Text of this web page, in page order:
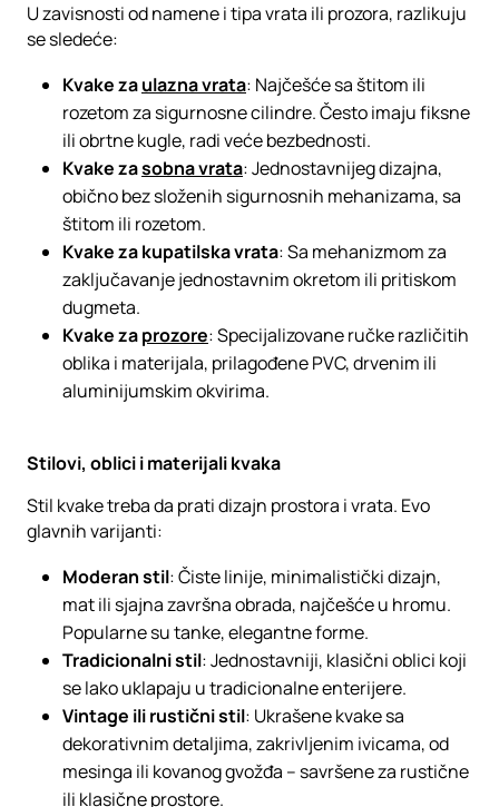
U zavisnosti od namene i tipa vrata ili prozora, razlikuju
se sledeće:
Kvake zaulazna vrata: Najčešće sa štitom ili
rozetom za sigurnosne cilindre. Često imaju fiksne
ili obrtne kugle, radi veće bezbednosti.
Kvake zasobna vrata: Jednostavnijeg dizajna,
obično bez složenih sigurnosnih mehanizama, sa
štitom ili rozetom.
Kvake za kupatilska vrata: Sa mehanizmom za
zaključavanje jednostavnim okretom ili pritiskom
dugmeta.
Kvake zaprozore: Specijalizovane ručke različitih
oblika i materijala, prilagođene PVC, drvenim ili
aluminijumskim okvirima.
Stilovi, oblici i materijali kvaka
Stil kvake treba da prati dizajn prostora i vrata. Evo
glavnih varijanti:
Moderan stil: Čiste linije, minimalistički dizajn,
mat ili sjajna završna obrada, najčešće u hromu.
Popularne su tanke, elegantne forme.
Tradicionalni stil: Jednostavniji, klasični oblici koji
se lako uklapaju u tradicionalne enterijere.
Vintage ili rustični stil: Ukrašene kvake sa
dekorativnim detaljima, zakrivljenim ivicama, od
mesinga ili kovanog gvožđa – savršene za rustične
ili klasične prostore.